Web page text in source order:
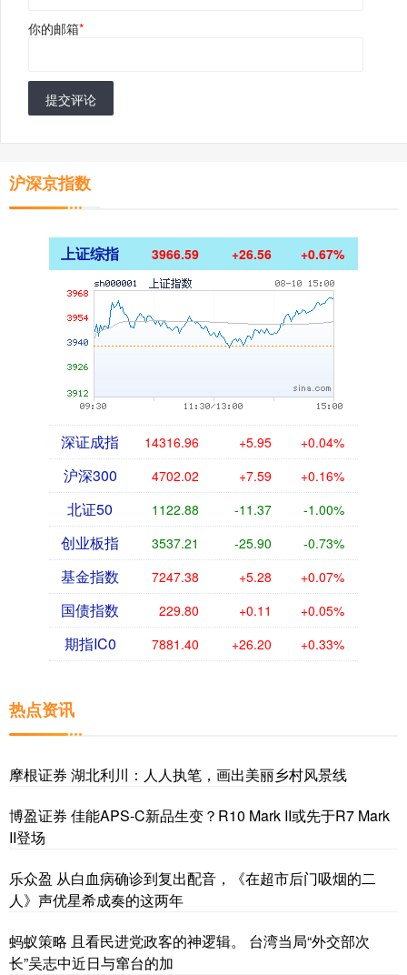
你的邮箱*
提交评论
沪深京指数
上证综指 3966.59 +26.56 +0.67%
深证成指 14316.96 +5.95 +0.04%
沪深300 4702.02 +7.59 +0.16%
北证50 1122.88 -11.37 -1.00%
创业板指 3537.21 -25.90 -0.73%
基金指数 7247.38 +5.28 +0.07%
国债指数 229.80 +0.11 +0.05%
期指IC0 7881.40 +26.20 +0.33%
热点资讯
摩根证券 湖北利川：人人执笔，画出美丽乡村风景线
博盈证券 佳能APS-C新品生变？R10 Mark II或先于R7 Mark
II登场
乐众盈 从白血病确诊到复出配音，《在超市后门吸烟的二
人》声优星希成奏的这两年
蚂蚁策略 且看民进党政客的神逻辑。 台湾当局“外交部次
长”吴志中近日与窜台的加